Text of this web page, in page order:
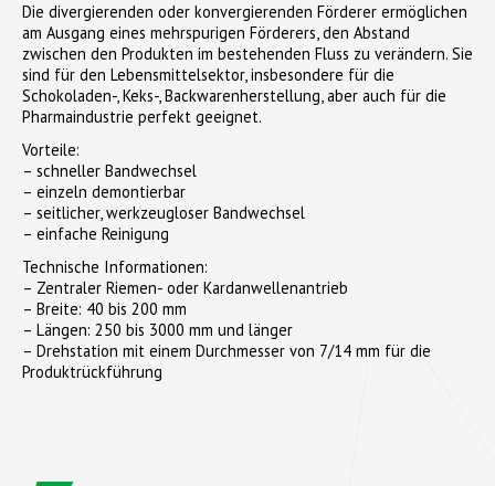
Die divergierenden oder konvergierenden Förderer ermöglichen
am Ausgang eines mehrspurigen Förderers, den Abstand
zwischen den Produkten im bestehenden Fluss zu verändern. Sie
sind für den Lebensmittelsektor, insbesondere für die
Schokoladen-, Keks-, Backwarenherstellung, aber auch für die
Pharmaindustrie perfekt geeignet.
Vorteile:
– schneller Bandwechsel
– einzeln demontierbar
– seitlicher, werkzeugloser Bandwechsel
– einfache Reinigung
Technische Informationen:
– Zentraler Riemen- oder Kardanwellenantrieb
– Breite: 40 bis 200 mm
– Längen: 250 bis 3000 mm und länger
– Drehstation mit einem Durchmesser von 7/14 mm für die
Produktrückführung